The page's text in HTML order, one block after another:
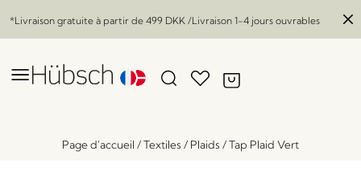
*Livraison gratuite à partir de 499 DKK /Livraison 1-4 jours ouvrables
Page d'accueil /Textiles / Plaids /Tap Plaid Vert